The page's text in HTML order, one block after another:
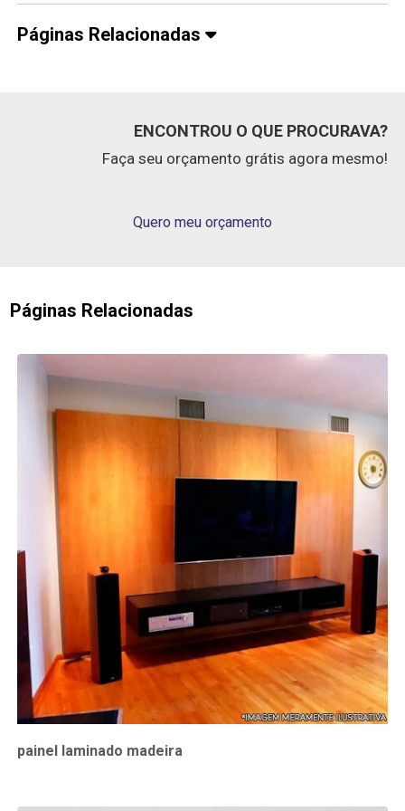
Páginas Relacionadas
ENCONTROU O QUE PROCURAVA?
Faça seu orçamento grátis agora mesmo!
Quero meu orçamento
Páginas Relacionadas
painel laminado madeira